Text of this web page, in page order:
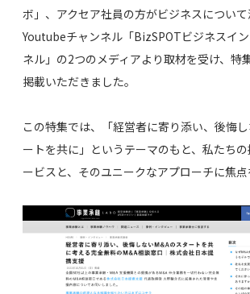
ボ」、アクセア社員の方がビジネスについ
Youtubeチャンネル「BizSPOTビジネスイ
ネル」の2つのメディアより取材を受け、特
掲載いただきました。
この特集では、「経営者に寄り添い、後悔
ートを共に」というテーマのもと、私たち
ービスと、そのユニークなアプローチに焦点